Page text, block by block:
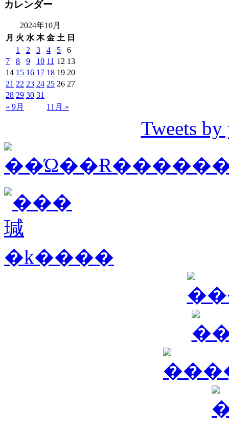
カレンダー
2024年10月
月 火 水 木 金 土 日
« 9月 11月 »
1 2 3 4 5
6
7
8 9 10 11 12 13
14 15 16 17 18 19 20
21 22 23 24 25 26 27
28 29 30 31
Tweets